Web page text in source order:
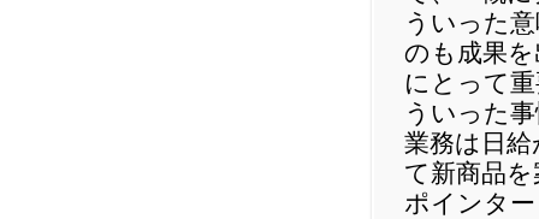
ういった
のも成果
にとって
ういった
業務は日
て新商品
ポインタ